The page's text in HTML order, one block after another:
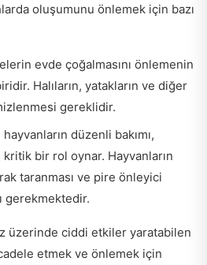
oluşumunu önlemek için bazı
evde çoğalmasını önlemenin
Halıların, yatakların ve diğer
gereklidir.
hayvanların düzenli bakımı,
bir rol oynar. Hayvanların
taranması ve pire önleyici
gerekmektedir.
üzerinde ciddi etkiler yaratabilen
etmek ve önlemek için